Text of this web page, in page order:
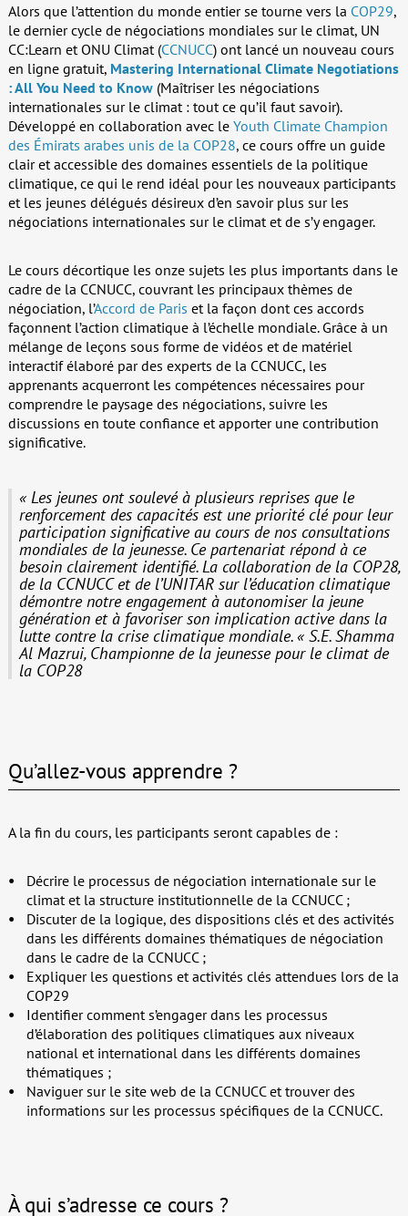
Alors que l’attention du monde entier se tourne vers la COP29,
le dernier cycle de négociations mondiales sur le climat, UN
CC:Learn et ONU Climat (CCNUCC) ont lancé un nouveau cours
en ligne gratuit, Mastering International Climate Negotiations
: All You Need to Know(Maîtriser les négociations
internationales sur le climat : tout ce qu’il faut savoir).
Développé en collaboration avec le Youth Climate Champion
des Émirats arabes unis de la COP28, ce cours offre un guide
clair et accessible des domaines essentiels de la politique
climatique, ce qui le rend idéal pour les nouveaux participants
et les jeunes délégués désireux d’en savoir plus sur les
négociations internationales sur le climat et de s’y engager.
Le cours décortique les onze sujets les plus importants dans le
cadre de la CCNUCC, couvrant les principaux thèmes de
négociation, l’Accord de Paris et la façon dont ces accords
façonnent l’action climatique à l’échelle mondiale. Grâce à un
mélange de leçons sous forme de vidéos et de matériel
interactif élaboré par des experts de la CCNUCC, les
apprenants acquerront les compétences nécessaires pour
comprendre le paysage des négociations, suivre les
discussions en toute confiance et apporter une contribution
significative.
« Les jeunes ont soulevé à plusieurs reprises que le
renforcement des capacités est une priorité clé pour leur
participation significative au cours de nos consultations
mondiales de la jeunesse. Ce partenariat répond à ce
besoin clairement identifié. La collaboration de la COP28,
de la CCNUCC et de l’UNITAR sur l’éducation climatique
démontre notre engagement à autonomiser la jeune
génération et à favoriser son implication active dans la
lutte contre la crise climatique mondiale. « S.E. Shamma
Al Mazrui, Championne de la jeunesse pour le climat de
la COP28
Qu’allez-vous apprendre ?
A la fin du cours, les participants seront capables de :
Décrire le processus de négociation internationale sur le
climat et la structure institutionnelle de la CCNUCC ;
Discuter de la logique, des dispositions clés et des activités
dans les différents domaines thématiques de négociation
dans le cadre de la CCNUCC ;
Expliquer les questions et activités clés attendues lors de la
COP29
Identifier comment s’engager dans les processus
d’élaboration des politiques climatiques aux niveaux
national et international dans les différents domaines
thématiques ;
Naviguer sur le site web de la CCNUCC et trouver des
informations sur les processus spécifiques de la CCNUCC.
À qui s’adresse ce cours ?